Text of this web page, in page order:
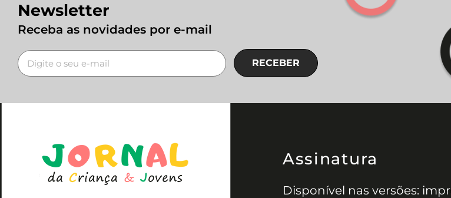
Newsletter
Receba as novidades por e-mail
RECEBER
Assinatura
Disponível nas versões: